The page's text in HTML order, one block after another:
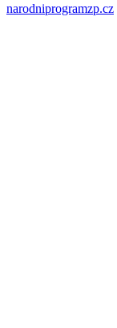
narodniprogramzp.cz